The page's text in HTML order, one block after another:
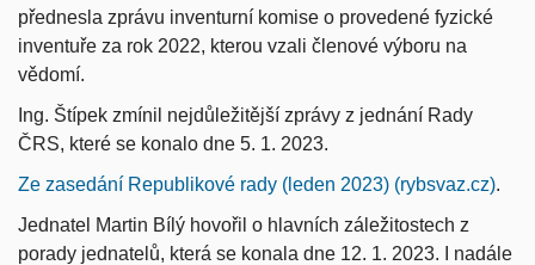
přednesla zprávu inventurní komise o provedené fyzické
inventuře za rok 2022, kterou vzali členové výboru na
vědomí.
Ing. Štípek zmínil nejdůležitější zprávy z jednání Rady
ČRS, které se konalo dne 5. 1. 2023.
Ze zasedání Republikové rady (leden 2023) (rybsvaz.cz).
Jednatel Martin Bílý hovořil o hlavních záležitostech z
porady jednatelů, která se konala dne 12. 1. 2023.
I nadále